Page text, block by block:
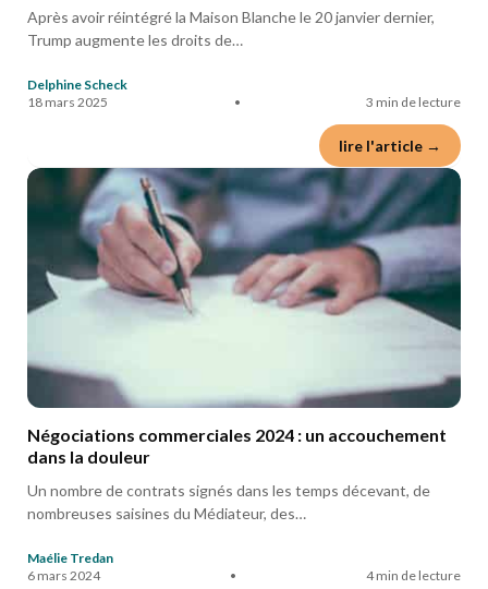
Après avoir réintégré la Maison Blanche le 20 janvier dernier,
Trump augmente les droits de…
Delphine Scheck
18 mars 2025
• 3 min de lecture
lire l'article →
Négociations commerciales 2024 : un accouchement
dans la douleur
Un nombre de contrats signés dans les temps décevant, de
nombreuses saisines du Médiateur, des…
Maélie Tredan
6 mars 2024
• 4 min de lecture